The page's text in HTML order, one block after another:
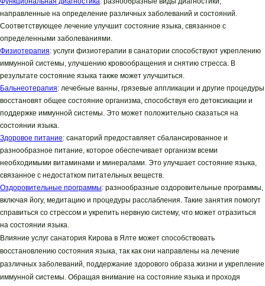
направленные на определение различных заболеваний и состояний.
Соответствующее лечение улучшит состояние языка, связанное с
определенными заболеваниями.
Физиотерапия: услуги физиотерапии в санатории способствуют укреплению
иммунной системы, улучшению кровообращения и снятию стресса. В
результате состояние языка также может улучшиться.
Бальнеотерапия: лечебные ванны, грязевые аппликации и другие процедуры
восстановят общее состояние организма, способствуя его детоксикации и
поддержке иммунной системы. Это может положительно сказаться на
состоянии языка.
Здоровое питание: санаторий предоставляет сбалансированное и
разнообразное питание, которое обеспечивает организм всеми
необходимыми витаминами и минералами. Это улучшает состояние языка,
связанное с недостатком питательных веществ.
Оздоровительные программы: разнообразные оздоровительные программы,
включая йогу, медитацию и процедуры расслабления. Такие занятия помогут
справиться со стрессом и укрепить нервную систему, что может отразиться
на состоянии языка.
Влияние услуг санатория Кирова в Ялте может способствовать
восстановлению состояния языка, так как они направлены на лечение
различных заболеваний, поддержание здорового образа жизни и укрепление
иммунной системы. Обращая внимание на состояние языка и проходя